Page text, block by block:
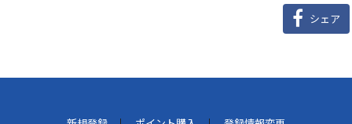
シェア